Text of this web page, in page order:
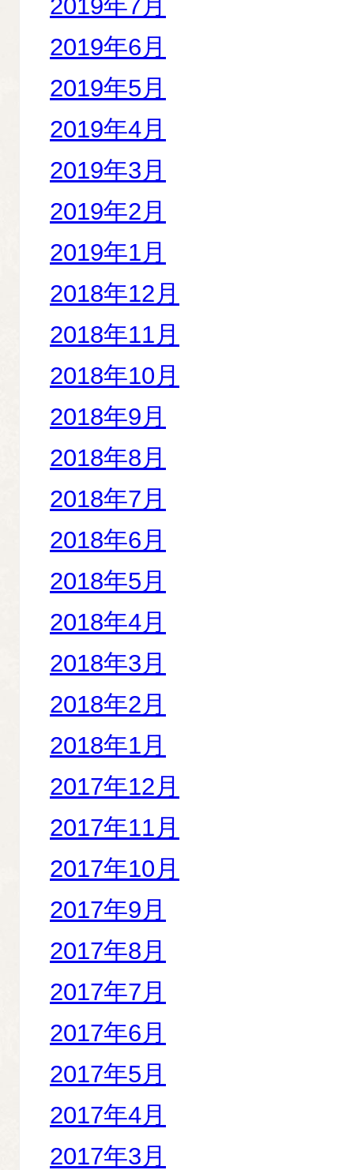
2019年7月
2019年6月
2019年5月
2019年4月
2019年3月
2019年2月
2019年1月
2018年12月
2018年11月
2018年10月
2018年9月
2018年8月
2018年7月
2018年6月
2018年5月
2018年4月
2018年3月
2018年2月
2018年1月
2017年12月
2017年11月
2017年10月
2017年9月
2017年8月
2017年7月
2017年6月
2017年5月
2017年4月
2017年3月